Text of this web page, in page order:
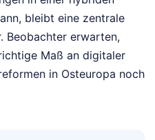
bleibt eine zentrale
Beobachter erwarten,
Maß an digitaler
in Osteuropa noch